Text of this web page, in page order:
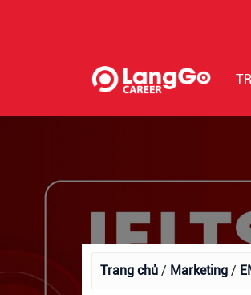
Trang chủ / Marketing /